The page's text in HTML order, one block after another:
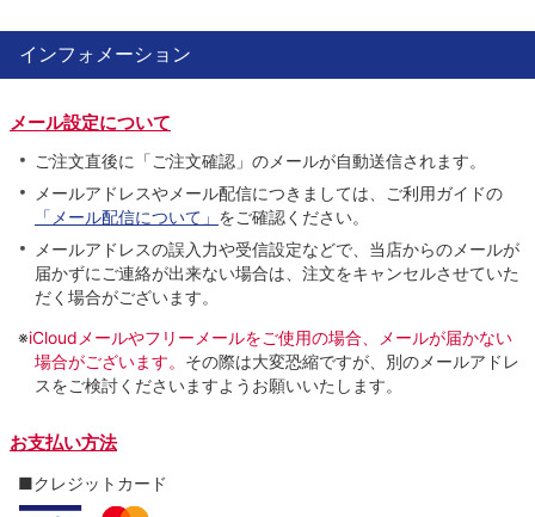
インフォメーション
メール設定について
ご注文直後に「ご注文確認」のメールが自動送信されます。
メールアドレスやメール配信につきましては、ご利用ガイドの
「メール配信について」 をご確認ください。
メールアドレスの誤入力や受信設定などで、当店からのメールが
届かずにご連絡が出来ない場合は、注文をキャンセルさせていた
だく場合がございます。
※iCloudメールやフリーメールをご使用の場合、メールが届かない
場合がございます。 その際は大変恐縮ですが、別のメールアドレ
スをご検討くださいますようお願いいたします。
お支払い方法
■クレジットカード